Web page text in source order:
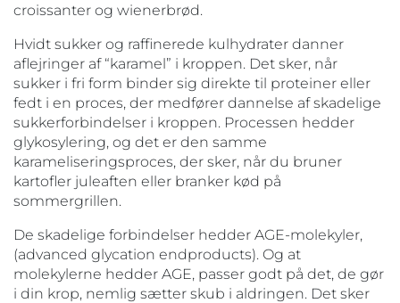
croissanter og wienerbrød.
Hvidt sukker og raffinerede kulhydrater danner
aflejringer af “karamel” i kroppen. Det sker, når
sukker i fri form binder sig direkte til proteiner eller
fedt i en proces, der medfører dannelse af skadelige
sukkerforbindelser i kroppen. Processen hedder
glykosylering, og det er den samme
karameliseringsproces, der sker, når du bruner
kartofler juleaften eller branker kød på
sommergrillen.
De skadelige forbindelser hedder AGE-molekyler,
(advanced glycation endproducts). Og at
molekylerne hedder AGE, passer godt på det, de gør
i din krop, nemlig sætter skub i aldringen. Det sker